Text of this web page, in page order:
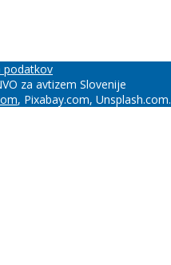
podatkov
za avtizem Slovenije
, Pixabay.com, Unsplash.com.